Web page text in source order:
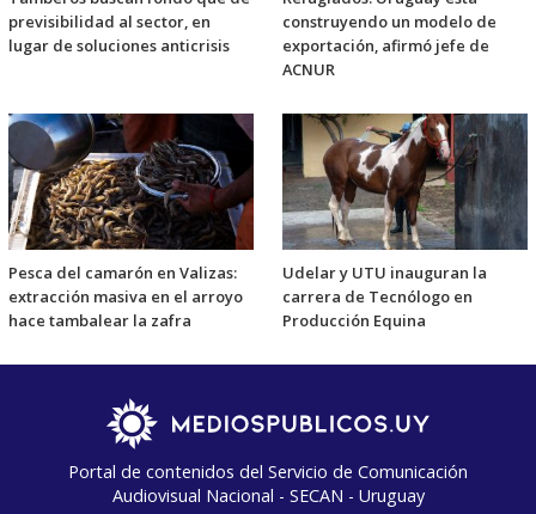
previsibilidad al sector, en
lugar de soluciones anticrisis
construyendo un modelo de
exportación, afirmó jefe de
ACNUR
Pesca del camarón en Valizas:
extracción masiva en el arroyo
hace tambalear la zafra
Udelar y UTU inauguran la
carrera de Tecnólogo en
Producción Equina
Portal de contenidos del Servicio de Comunicación
Audiovisual Nacional - SECAN - Uruguay